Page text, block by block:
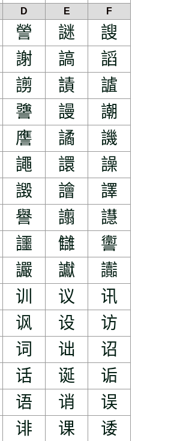
D E F
謍 謎 謏
謝 謞 謟
謭 謮 謯
謽 謾 謿
譍 譎 譏
譝 譞 譟
譭 譮 譯
譽 譾 譿
讍 讎 讏
讝 讞 讟
训 议 讯
讽 设 访
词 诎 诏
话 诞 诟
语 诮 误
诽 课 诿